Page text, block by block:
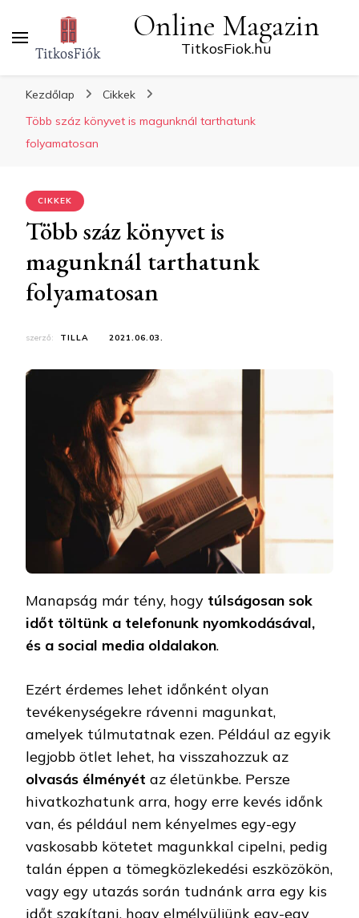
Online Magazin
TitkosFiok.hu
Kezdőlap
Cikkek
Több száz könyvet is magunknál tarthatunk
folyamatosan
CIKKEK
Több száz könyvet is
magunknál tarthatunk
folyamatosan
szerző: TILLA 2021.06.03.
Manapság már tény, hogy túlságosan sok
időt töltünk a telefonunk nyomkodásával,
és a social media oldalakon.
Ezért érdemes lehet időnként olyan
tevékenységekre rávenni magunkat,
amelyek túlmutatnak ezen. Például az egyik
legjobb ötlet lehet, ha visszahozzuk az
olvasás élményét az életünkbe. Persze
hivatkozhatunk arra, hogy erre kevés időnk
van, és például nem kényelmes egy-egy
vaskosabb kötetet magunkkal cipelni, pedig
talán éppen a tömegközlekedési eszközökön,
vagy egy utazás során tudnánk arra egy kis
időt szakítani, hogy elmélyüljünk egy-egy